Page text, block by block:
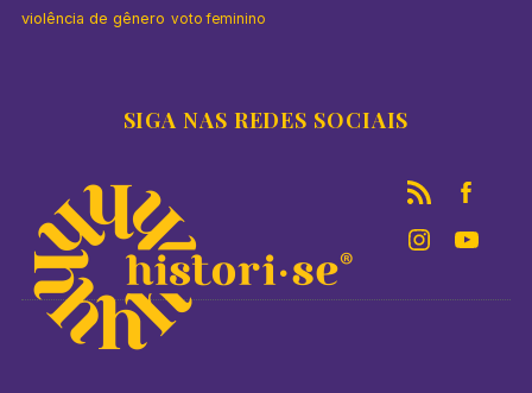
violência de gênero voto feminino
SIGA NAS REDES SOCIAIS